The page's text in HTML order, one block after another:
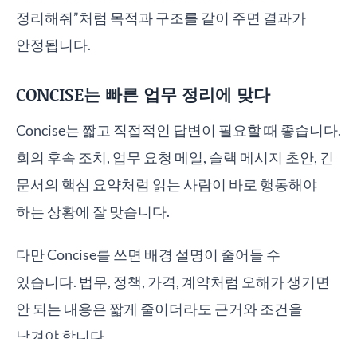
정리해줘”처럼 목적과 구조를 같이 주면 결과가
안정됩니다.
CONCISE는 빠른 업무 정리에 맞다
Concise는 짧고 직접적인 답변이 필요할 때 좋습니다.
회의 후속 조치, 업무 요청 메일, 슬랙 메시지 초안, 긴
문서의 핵심 요약처럼 읽는 사람이 바로 행동해야
하는 상황에 잘 맞습니다.
다만 Concise를 쓰면 배경 설명이 줄어들 수
있습니다. 법무, 정책, 가격, 계약처럼 오해가 생기면
안 되는 내용은 짧게 줄이더라도 근거와 조건을